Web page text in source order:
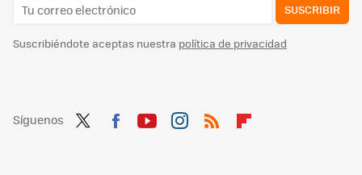
SUSCRIBIR
Suscribiéndote aceptas nuestra política de privacidad
Síguenos